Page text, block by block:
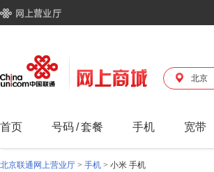
北京
首页 号码/套餐 手机 宽带
北京联通网上营业厅 > 手机 > 小米 手机